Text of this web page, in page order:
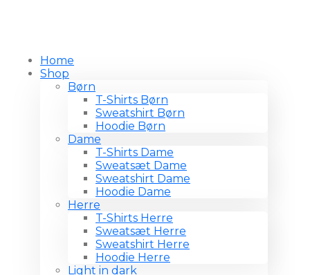
Home
Shop
Børn
T-Shirts Børn
Sweatshirt Børn
Hoodie Børn
Dame
T-Shirts Dame
Sweatsæt Dame
Sweatshirt Dame
Hoodie Dame
Herre
T-Shirts Herre
Sweatsæt Herre
Sweatshirt Herre
Hoodie Herre
Light in dark